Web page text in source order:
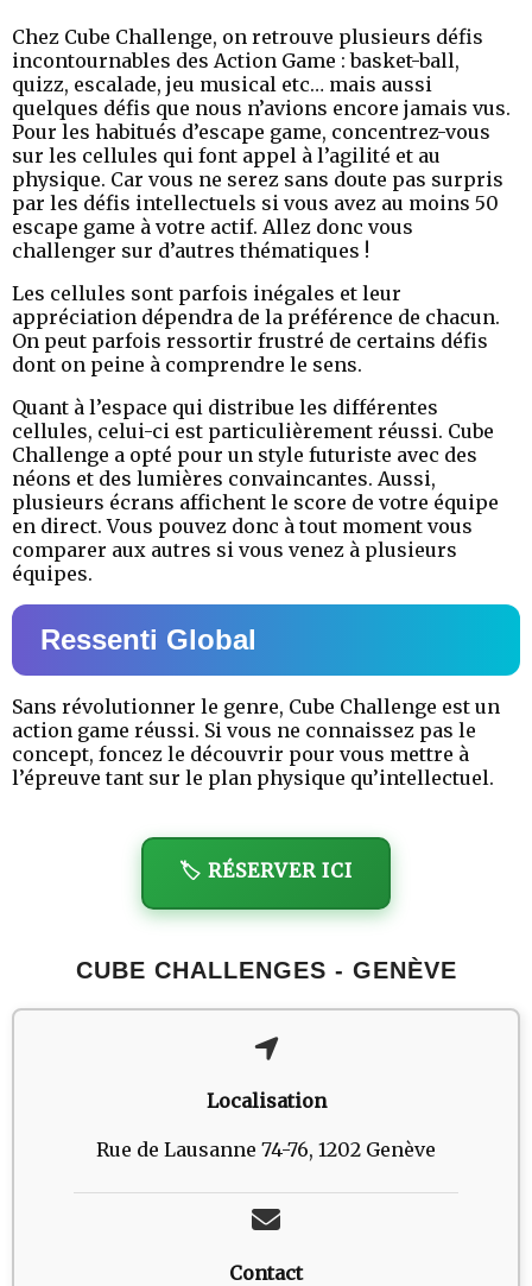
Chez Cube Challenge, on retrouve plusieurs défis
incontournables des Action Game : basket-ball,
quizz, escalade, jeu musical etc… mais aussi
quelques défis que nous n’avions encore jamais vus.
Pour les habitués d’escape game, concentrez-vous
sur les cellules qui font appel à l’agilité et au
physique. Car vous ne serez sans doute pas surpris
par les défis intellectuels si vous avez au moins 50
escape game à votre actif. Allez donc vous
challenger sur d’autres thématiques !
Les cellules sont parfois inégales et leur
appréciation dépendra de la préférence de chacun.
On peut parfois ressortir frustré de certains défis
dont on peine à comprendre le sens.
Quant à l’espace qui distribue les différentes
cellules, celui-ci est particulièrement réussi. Cube
Challenge a opté pour un style futuriste avec des
néons et des lumières convaincantes. Aussi,
plusieurs écrans affichent le score de votre équipe
en direct. Vous pouvez donc à tout moment vous
comparer aux autres si vous venez à plusieurs
équipes.
Ressenti Global
Sans révolutionner le genre, Cube Challenge est un
action game réussi. Si vous ne connaissez pas le
concept, foncez le découvrir pour vous mettre à
l’épreuve tant sur le plan physique qu’intellectuel.
🏷️ RÉSERVER ICI
CUBE CHALLENGES - GENÈVE
Localisation
Rue de Lausanne 74-76, 1202 Genève
Contact